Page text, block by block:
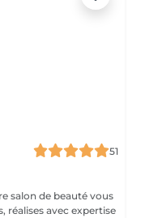
51
salon de beauté vous
réalises avec expertise